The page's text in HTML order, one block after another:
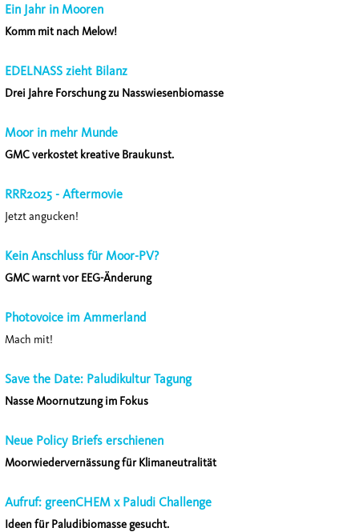
Ein Jahr in Mooren
Komm mit nach Melow!
EDELNASS zieht Bilanz
Drei Jahre Forschung zu Nasswiesenbiomasse
Moor in mehr Munde
GMC verkostet kreative Braukunst.
RRR2025 - Aftermovie
Jetzt angucken!
Kein Anschluss für Moor-PV?
GMC warnt vor EEG-Änderung
Photovoice im Ammerland
Mach mit!
Save the Date: Paludikultur Tagung
Nasse Moornutzung im Fokus
Neue Policy Briefs erschienen
Moorwiedervernässung für Klimaneutralität
Aufruf: greenCHEM x Paludi Challenge
Ideen für Paludibiomasse gesucht.